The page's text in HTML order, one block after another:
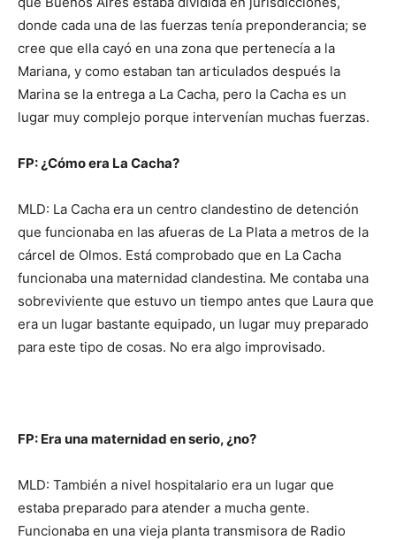
donde cada una de las fuerzas tenía preponderancia; se
cree que ella cayó en una zona que pertenecía a la
Mariana, y como estaban tan articulados después la
Marina se la entrega a La Cacha, pero la Cacha es un
lugar muy complejo porque intervenían muchas fuerzas.
FP: ¿Cómo era La Cacha?
MLD: La Cacha era un centro clandestino de detención
que funcionaba en las afueras de La Plata a metros de la
cárcel de Olmos. Está comprobado que en La Cacha
funcionaba una maternidad clandestina. Me contaba una
sobreviviente que estuvo un tiempo antes que Laura que
era un lugar bastante equipado, un lugar muy preparado
para este tipo de cosas. No era algo improvisado.
FP: Era una maternidad en serio, ¿no?
MLD: También a nivel hospitalario era un lugar que
estaba preparado para atender a mucha gente.
Funcionaba en una vieja planta transmisora de Radio